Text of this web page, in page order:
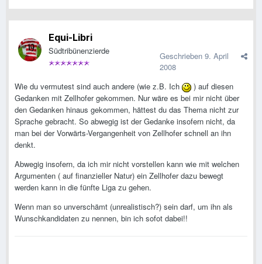
Equi-Libri
Südtribünenzierde Geschrieben 9. April
2008
Wie du vermutest sind auch andere (wie z.B. Ich
) auf diesen
Gedanken mit Zellhofer gekommen. Nur wäre es bei mir nicht über
den Gedanken hinaus gekommen, hättest du das Thema nicht zur
Sprache gebracht. So abwegig ist der Gedanke insofern nicht, da
man bei der Vorwärts-Vergangenheit von Zellhofer schnell an ihn
denkt.
Abwegig insofern, da ich mir nicht vorstellen kann wie mit welchen
Argumenten ( auf finanzieller Natur) ein Zellhofer dazu bewegt
werden kann in die fünfte Liga zu gehen.
Wenn man so unverschämt (unrealistisch?) sein darf, um ihn als
Wunschkandidaten zu nennen, bin ich sofot dabei!!